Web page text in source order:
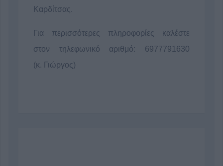
Καρδίτσας.
Για περισσότερες πληροφορίες καλέστε
στον τηλεφωνικό αριθμό: 6977791630
(κ. Γιώργος)